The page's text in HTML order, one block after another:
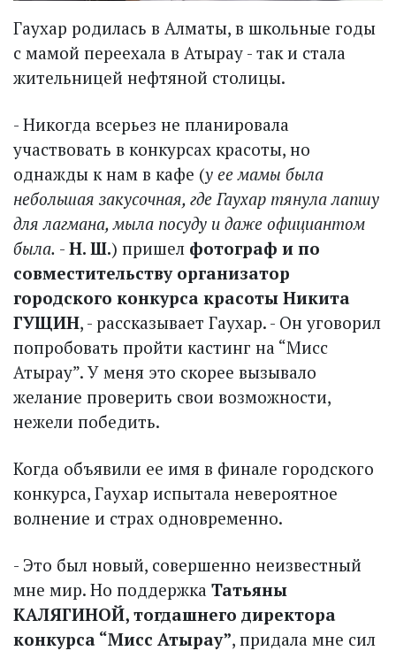
Гаухар родилась в Алматы, в школьные годы
с мамой переехала в Атырау - так и стала
жительницей нефтяной столицы.
- Никогда всерьез не планировала
участвовать в конкурсах красоты, но
однажды к нам в кафе (у ее мамы была
небольшая закусочная, где Гаухар тянула лапшу
для лагмана, мыла посуду и даже официантом
была. - Н. Ш.) пришел фотограф и по
совместительству организатор
городского конкурса красоты Никита
ГУЩИН, - рассказывает Гаухар. - Он уговорил
попробовать пройти кастинг на “Мисс
Атырау”. У меня это скорее вызывало
желание проверить свои возможности,
нежели победить.
Когда объявили ее имя в финале городского
конкурса, Гаухар испытала невероятное
волнение и страх одновременно.
- Это был новый, совершенно неизвестный
мне мир. Но поддержка Татьяны
КАЛЯГИНОЙ, тогдашнего директора
конкурса “Мисс Атырау”, придала мне сил